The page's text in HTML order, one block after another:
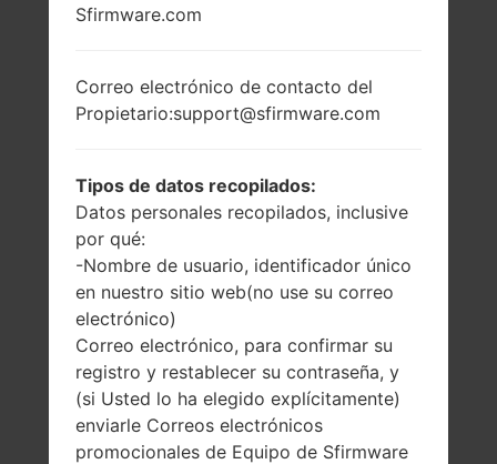
Sfirmware.com
Correo electrónico de contacto del
Propietario:support@sfirmware.com
Tipos de datos recopilados:
Datos personales recopilados, inclusive
por qué:
-Nombre de usuario, identificador único
en nuestro sitio web(no use su correo
electrónico)
Correo electrónico, para confirmar su
registro y restablecer su contraseña, y
(si Usted lo ha elegido explícitamente)
enviarle Correos electrónicos
promocionales de Equipo de Sfirmware